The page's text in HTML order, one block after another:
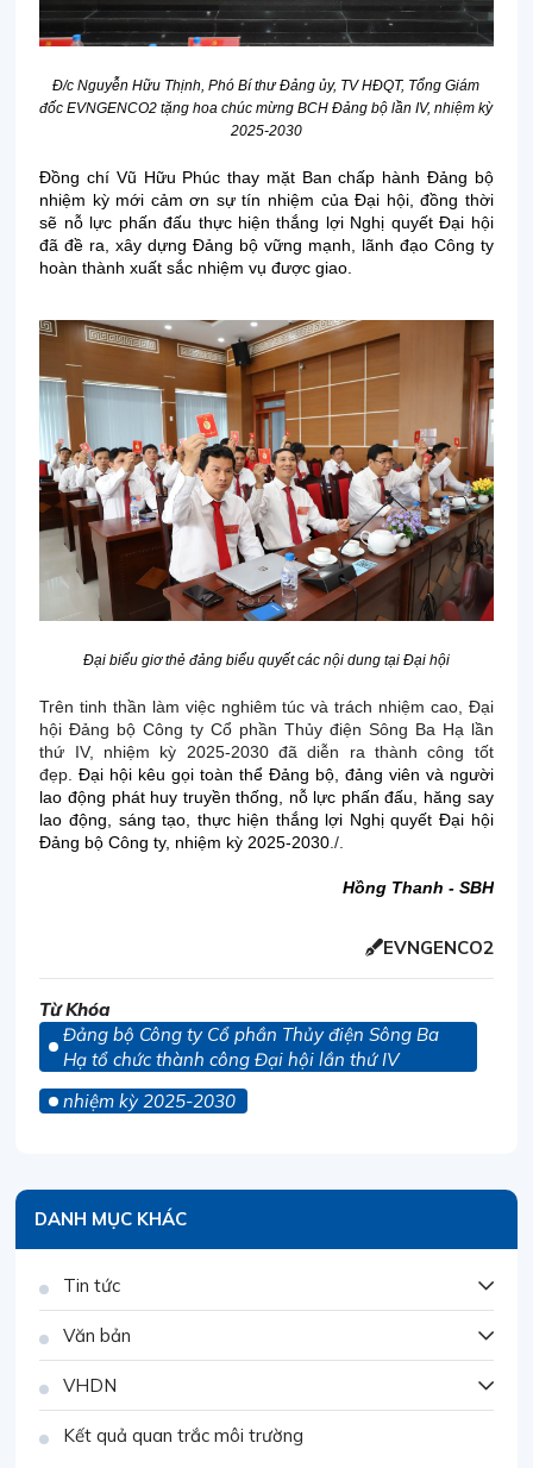
Đ/c Nguyễn Hữu Thịnh, Phó Bí thư Đảng ủy, TV HĐQT, Tổng Giám
đốc EVNGENCO2 tặng hoa chúc mừng BCH Đảng bộ lần IV, nhiệm kỳ
2025-2030
Đồng chí Vũ Hữu Phúc thay mặt Ban chấp hành Đảng bộ
nhiệm kỳ mới cảm ơn sự tín nhiệm của Đại hội, đồng thời
sẽ nỗ lực phấn đấu thực hiện thắng lợi Nghị quyết Đại hội
đã đề ra, xây dựng Đảng bộ vững mạnh, lãnh đạo Công ty
hoàn thành xuất sắc nhiệm vụ được giao.
Đại biểu giơ thẻ đảng biểu quyết các nội dung tại Đại hội
Trên tinh thần làm việc nghiêm túc và trách nhiệm cao, Đại
hội Đảng bộ Công ty Cổ phần Thủy điện Sông Ba Hạ lần
thứ IV, nhiệm kỳ 2025-2030 đã diễn ra thành công tốt
đẹp.Đại hội kêu gọi toàn thể Đảng bộ, đảng viên và người
lao động phát huy truyền thống, nỗ lực phấn đấu, hăng say
lao động, sáng tạo, thực hiện thắng lợi Nghị quyết Đại hội
Đảng bộ Công ty, nhiệm kỳ 2025-2030./.
Hồng Thanh - SBH
EVNGENCO2
Từ Khóa
Đảng bộ Công ty Cổ phần Thủy điện Sông Ba
Hạ tổ chức thành công Đại hội lần thứ IV
nhiệm kỳ 2025-2030
DANH MỤC KHÁC
Tin tức
Văn bản
VHDN
Kết quả quan trắc môi trường